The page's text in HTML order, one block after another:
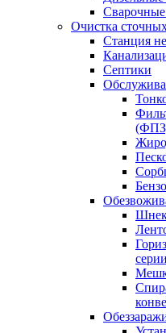
Очистка
Станция
Септики